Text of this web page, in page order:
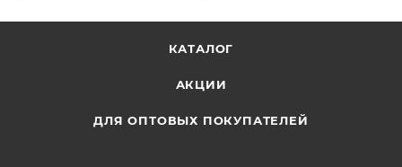
КАТАЛОГ
АКЦИИ
ДЛЯ ОПТОВЫХ ПОКУПАТЕЛЕЙ